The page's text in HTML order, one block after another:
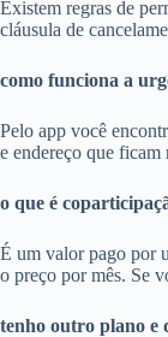
Existem regras de
cláusula de
como funciona a
Pelo app você
e endereço que
o que é
É um valor pago por
o preço por mês. Se
tenho outro plano e